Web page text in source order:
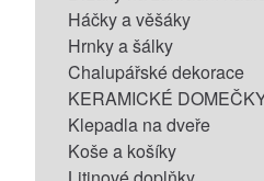
Háčky a věšáky
Hrnky a šálky
Chalupářské dekorace
KERAMICKÉ
Klepadla na dveře
Koše a košíky